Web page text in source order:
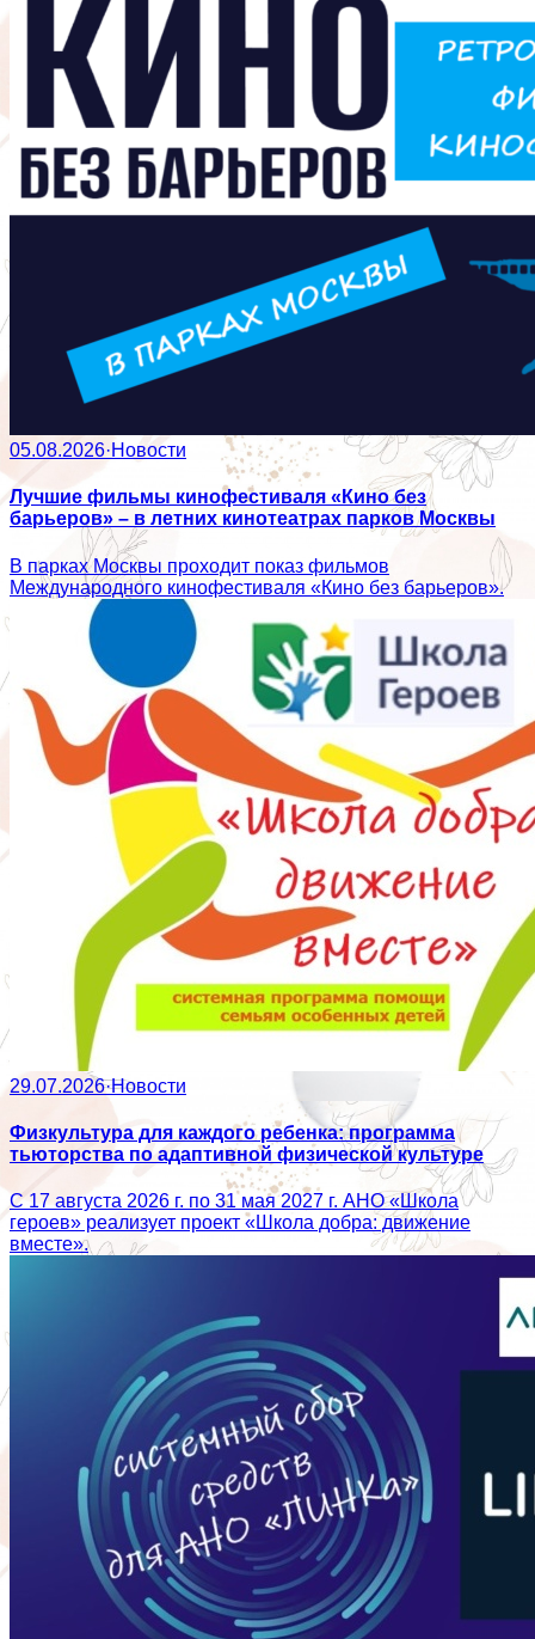
05.08.2026·Новости
Лучшие фильмы кинофестиваля «Кино без
барьеров» – в летних кинотеатрах парков Москвы
В парках Москвы проходит показ фильмов
Международного кинофестиваля «Кино без барьеров».
29.07.2026·Новости
Физкультура для каждого ребенка: программа
тьюторства по адаптивной физической культуре
С 17 августа 2026 г. по 31 мая 2027 г. АНО «Школа
героев» реализует проект «Школа добра: движение
вместе».